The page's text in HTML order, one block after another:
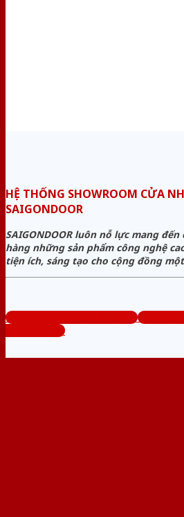
HỆ THỐNG SHOWROOM CỬA
SAIGONDOOR
SAIGONDOOR luôn nỗ lực mang
hàng những sản phẩm công nghệ
tiện ích, sáng tạo cho cộng đồng
www.cuanhuaphongngu.com
Tổng đài
0824.400.400